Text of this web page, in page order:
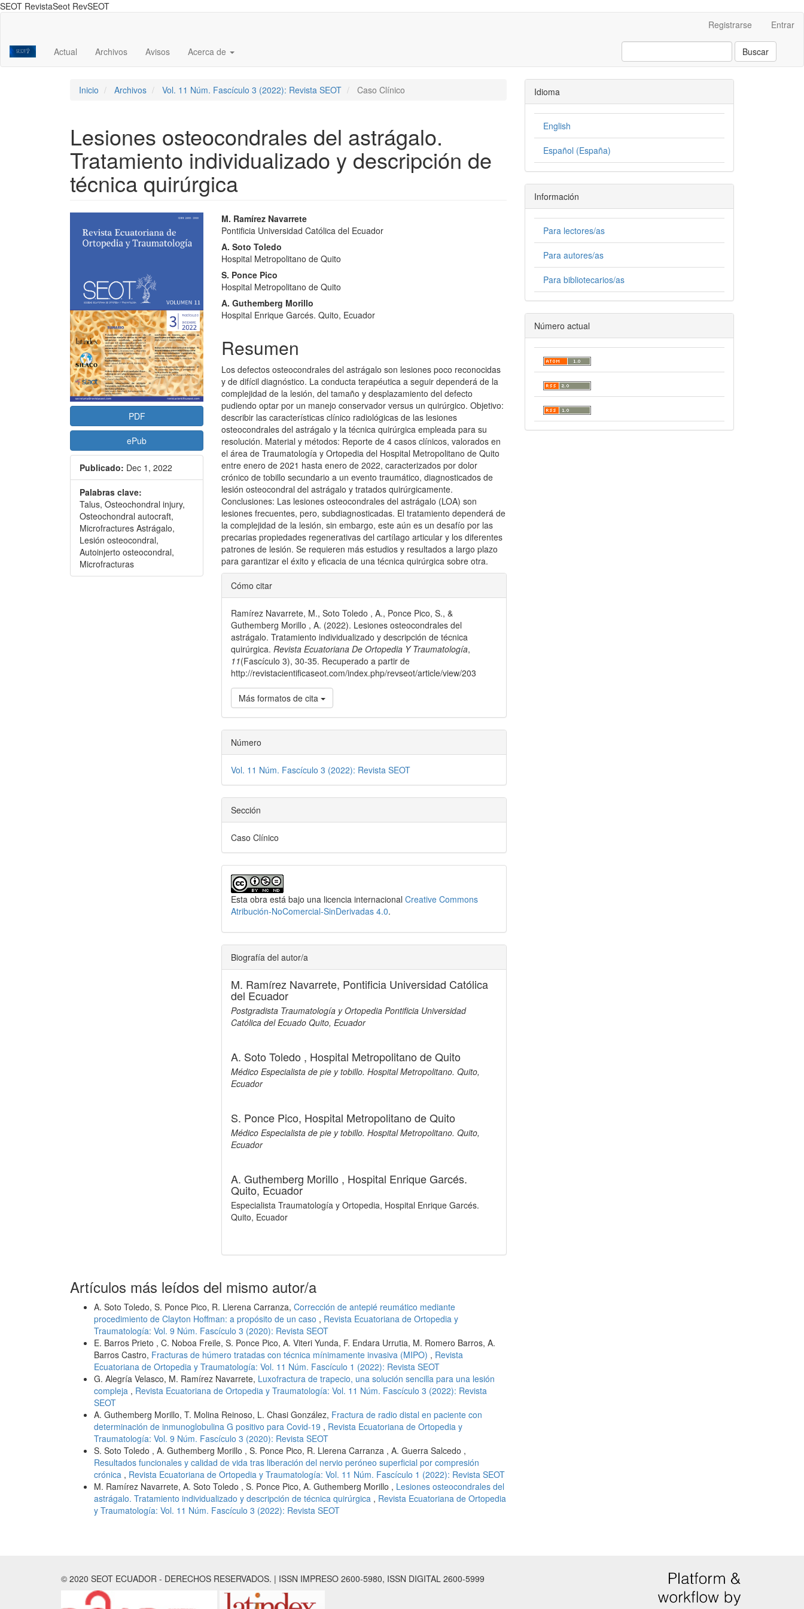
SEOT RevistaSeot RevSEOT
principal
Barra
Registrarse Entrar
Actual Archivos Avisos Acerca de Buscar
Inicio Archivos Vol. 11 Núm. Fascículo 3 (2022): Revista SEOT Caso Clínico
Lesiones osteocondrales del astrágalo.
Tratamiento individualizado y descripción de
técnica quirúrgica
Barra
lateral
artículo
PDF
ePub
Publicado: Dec 1, 2022
Palabras clave:
Talus, Osteochondral injury,
Osteochondral autocraft,
Microfractures Astrágalo,
Lesión osteocondral,
Autoinjerto osteocondral,
Microfracturas
Contenido
principal
del
artículo
M. Ramírez Navarrete
Pontificia Universidad Católica del Ecuador
A. Soto Toledo
Hospital Metropolitano de Quito
S. Ponce Pico
Hospital Metropolitano de Quito
A. Guthemberg Morillo
Hospital Enrique Garcés. Quito, Ecuador
Resumen
Los defectos osteocondrales del astrágalo son lesiones poco reconocidas
y de difícil diagnóstico. La conducta terapéutica a seguir dependerá de la
complejidad de la lesión, del tamaño y desplazamiento del defecto
pudiendo optar por un manejo conservador versus un quirúrgico. Objetivo:
describir las características clínico radiológicas de las lesiones
osteocondrales del astrágalo y la técnica quirúrgica empleada para su
resolución. Material y métodos: Reporte de 4 casos clínicos, valorados en
el área de Traumatología y Ortopedia del Hospital Metropolitano de Quito
entre enero de 2021 hasta enero de 2022, caracterizados por dolor
crónico de tobillo secundario a un evento traumático, diagnosticados de
lesión osteocondral del astrágalo y tratados quirúrgicamente.
Conclusiones: Las lesiones osteocondrales del astrágalo (LOA) son
lesiones frecuentes, pero, subdiagnosticadas. El tratamiento dependerá de
la complejidad de la lesión, sin embargo, este aún es un desafío por las
precarias propiedades regenerativas del cartílago articular y los diferentes
patrones de lesión. Se requieren más estudios y resultados a largo plazo
para garantizar el éxito y eficacia de una técnica quirúrgica sobre otra.
Detalles
del
artículo
Cómo citar
Ramírez Navarrete, M., Soto Toledo , A., Ponce Pico, S., &
Guthemberg Morillo , A. (2022). Lesiones osteocondrales del
astrágalo. Tratamiento individualizado y descripción de técnica
quirúrgica.Revista Ecuatoriana De Ortopedia Y Traumatología,
11(Fascículo 3), 30-35. Recuperado a partir de
http://revistacientificaseot.com/index.php/revseot/article/view/203
Más formatos de cita
Número
Vol. 11 Núm. Fascículo 3 (2022): Revista SEOT
Sección
Caso Clínico
Esta obra está bajo una licencia internacionalCreative Commons
Atribución-NoComercial-SinDerivadas 4.0.
Biografía del autor/a
M. Ramírez Navarrete, Pontificia Universidad Católica
del Ecuador
Postgradista Traumatología y Ortopedia Pontificia Universidad
Católica del Ecuado Quito, Ecuador
A. Soto Toledo , Hospital Metropolitano de Quito
Médico Especialista de pie y tobillo. Hospital Metropolitano. Quito,
Ecuador
S. Ponce Pico, Hospital Metropolitano de Quito
Médico Especialista de pie y tobillo. Hospital Metropolitano. Quito,
Ecuador
A. Guthemberg Morillo , Hospital Enrique Garcés.
Quito, Ecuador
Especialista Traumatología y Ortopedia, Hospital Enrique Garcés.
Quito, Ecuador
Artículos más leídos del mismo autor/a
A. Soto Toledo, S. Ponce Pico, R. Llerena Carranza, Corrección de antepié reumático mediante
procedimiento de Clayton Hoffman: a propósito de un caso , Revista Ecuatoriana de Ortopedia y
Traumatología: Vol. 9 Núm. Fascículo 3 (2020): Revista SEOT
E. Barros Prieto , C. Noboa Freile, S. Ponce Pico, A. Viteri Yunda, F. Endara Urrutia, M. Romero Barros, A.
Barros Castro, Fracturas de húmero tratadas con técnica mínimamente invasiva (MIPO) , Revista
Ecuatoriana de Ortopedia y Traumatología: Vol. 11 Núm. Fascículo 1 (2022): Revista SEOT
G. Alegría Velasco, M. Ramírez Navarrete, Luxofractura de trapecio, una solución sencilla para una lesión
compleja , Revista Ecuatoriana de Ortopedia y Traumatología: Vol. 11 Núm. Fascículo 3 (2022): Revista
SEOT
A. Guthemberg Morillo, T. Molina Reinoso, L. Chasi González, Fractura de radio distal en paciente con
determinación de inmunoglobulina G positivo para Covid-19 , Revista Ecuatoriana de Ortopedia y
Traumatología: Vol. 9 Núm. Fascículo 3 (2020): Revista SEOT
S. Soto Toledo , A. Guthemberg Morillo , S. Ponce Pico, R. Llerena Carranza , A. Guerra Salcedo ,
Resultados funcionales y calidad de vida tras liberación del nervio peróneo superficial por compresión
crónica , Revista Ecuatoriana de Ortopedia y Traumatología: Vol. 11 Núm. Fascículo 1 (2022): Revista SEOT
M. Ramírez Navarrete, A. Soto Toledo , S. Ponce Pico, A. Guthemberg Morillo , Lesiones osteocondrales del
astrágalo. Tratamiento individualizado y descripción de técnica quirúrgica , Revista Ecuatoriana de Ortopedia
y Traumatología: Vol. 11 Núm. Fascículo 3 (2022): Revista SEOT
Idioma
English
Español (España)
Información
Para lectores/as
Para autores/as
Para bibliotecarios/as
Número actual
© 2020 SEOT ECUADOR - DERECHOS RESERVADOS. | ISSN IMPRESO 2600-5980, ISSN DIGITAL 2600-5999